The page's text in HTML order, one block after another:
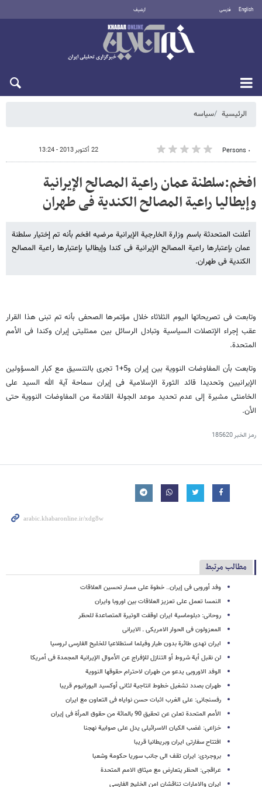
English فارسی أرشيف
الرئيسية سیاسه
٠ Persons 22 أكتوبر 2013 - 13:24
افخم:سلطنة عمان راعیة المصالح الإیرانیة
وإیطالیا راعیة المصالح الکندیة فی طهران
أعلنت المتحدثة باسم وزارة الخارجیة الإیرانیة مرضیه افخم بأنه تم إختیار سلطنة
عمان بإعتبارها راعیة المصالح الإیرانیة فی کندا وإیطالیا بإعتبارها راعیة المصالح
الکندیة فی طهران.
وتابعت فی تصریحاتها الیوم الثلاثاء خلال مؤتمرها الصحفی بأنه تم تبنی هذا القرار
عقب إجراء الإتصلات السیاسیة وتبادل الرسائل بین ممثلیتی إیران وکندا فی الأمم
المتحدة.
وتابعت بأن المفاوضات النوویة بین إیران و5+1 تجری بالتنسیق مع کبار المسؤولین
الإیرانیین وتحدیدا قائد الثورة الإسلامیة فی إیران سماحة آیة الله السید علی
الخامنئی مشیرة إلی عدم تحدید موعد الجولة القادمة من المفاوضات النوویة حتی
الأن.
رمز الخبر185620
مطالب مرتبط
وفد أوروبی فی إیران.. خطوة على مسار تحسین العلاقات
النمسا تعمل على تعزیز العلاقات بین اوروبا وایران
روحانی: دبلوماسیة ایران اوقفت الوتیرة المتصاعدة للحظر
المعزولون فی الحوار الامریکی ـ الایرانی
ایران تهدی طائرة بدون طیار وفیلما استطلاعیا للخلیح الفارسی لروسیا
لن نقبل أیة شروط أو التنازل للإفراج عن الأموال الإیرانیة المجمدة فی أمریکا
الوفد الاوروبی یدعو من طهران لاحترام حقوقها النوویة
طهران بصدد تشغیل خطوط انتاجیة لثانی أوکسید الیورانیوم قریبا
رفسنجانی: على الغرب اثبات حسن نوایاه فی التعاون مع ایران
الأمم المتحدة تعلن عن تحقیق 90 بالمائة من حقوق المرأة فی إیران
خزاعی: غضب الکیان الاسرائیلی یدل علی صوابیة نهجنا
افتتاح سفارتی ایران وبریطانیا قریبا
بروجردی: ایران تقف الی جانب سوریا حکومة وشعبا
عراقجی: الحظر یتعارض مع میثاق الامم المتحدة
ایران والامارات تناقشان امن الخلیج الفارسی